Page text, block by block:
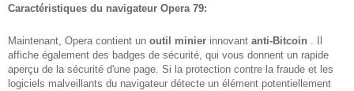
Caractéristiques du navigateur Opera 79:
Maintenant, Opera contient un outil minier innovant anti-Bitcoin . Il
affiche également des badges de sécurité, qui vous donnent un rapide
aperçu de la sécurité d'une page. Si la protection contre la fraude et les
logiciels malveillants du navigateur détecte un élément potentiellement